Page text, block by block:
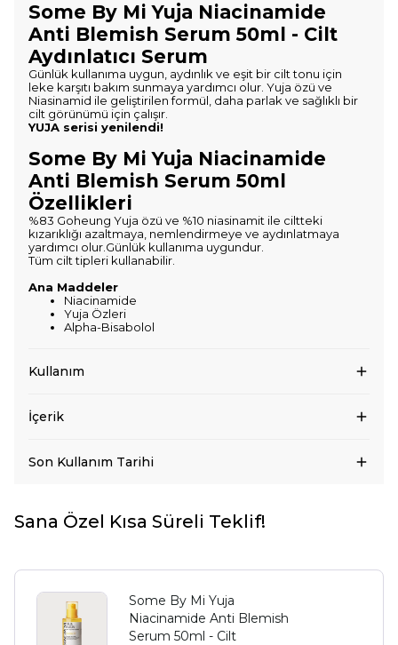
Some By Mi Yuja Niacinamide
Anti Blemish Serum 50ml - Cilt
Aydınlatıcı Serum
Günlük kullanıma uygun, aydınlık ve eşit bir cilt tonu için
leke karşıtı bakım sunmaya yardımcı olur. Yuja özü ve
Niasinamid ile geliştirilen formül, daha parlak ve sağlıklı bir
cilt görünümü için çalışır.
YUJA serisi yenilendi!
Some By Mi Yuja Niacinamide
Anti Blemish Serum 50ml
Özellikleri
%83 Goheung Yuja özü ve %10 niasinamit ile ciltteki
kızarıklığı azaltmaya, nemlendirmeye ve aydınlatmaya
yardımcı olur.Günlük kullanıma uygundur.
Tüm cilt tipleri kullanabilir.
Ana Maddeler
Niacinamide
Yuja Özleri
Alpha-Bisabolol
Kullanım
İçerik
Son Kullanım Tarihi
Sana Özel Kısa Süreli Teklif!
Some By Mi Yuja
Niacinamide Anti Blemish
Serum 50ml - Cilt